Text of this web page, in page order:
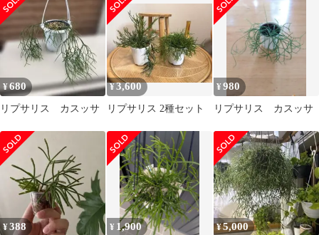
¥680
リプサリス カスッサ
¥3,600
リプサリス 2種セット
¥980
リプサリス カスッサ
¥388 ¥ 1,900 ¥5,000